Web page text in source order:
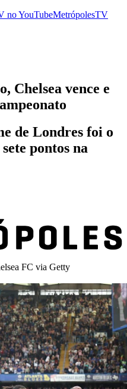
noYouTubeMetrópolesTV
Chelsea vence e
de Londres foi o
pontos na
FC via Getty